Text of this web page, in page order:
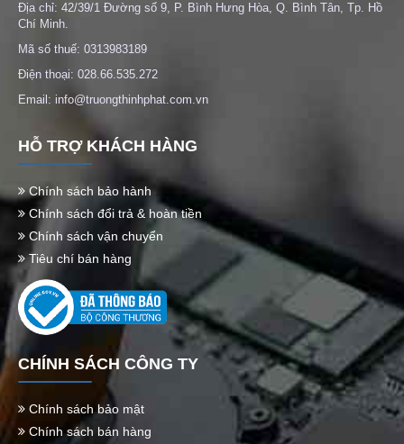
Địa chỉ: 42/39/1 Đường số 9, P. Bình Hưng Hòa, Q. Bình Tân, Tp. Hồ
Chí Minh.
Mã số thuế: 0313983189
Điện thoại: 028.66.535.272
Email: info@truongthinhphat.com.vn
HỖ TRỢ KHÁCH HÀNG
Chính sách bảo hành
Chính sách đổi trả & hoàn tiền
Chính sách vận chuyển
Tiêu chí bán hàng
CHÍNH SÁCH CÔNG TY
Chính sách bảo mật
Chính sách bán hàng